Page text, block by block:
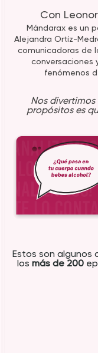
Con
Mándarax es un
Alejandra Ortíz-
comunicadoras de
conversaciones
fenómenos
Nos
propósitos es
Estos son algunos
los más de 200